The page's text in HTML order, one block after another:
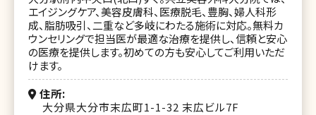
エイジングケア、美容皮膚科、医療脱毛、豊胸、婦人科形
成、脂肪吸引、二重など多岐にわたる施術に対応。無料カ
ウンセリングで担当医が最適な治療を提供し、信頼と安心
の医療を提供します。初めての方も安心してご利用いただ
けます。
住所
大分県大分市末広町1-1-32 末広ビル7F